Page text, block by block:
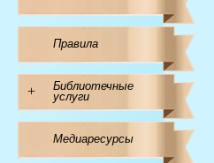
Правила
+
Библиотечные
услуги
Медиаресурсы